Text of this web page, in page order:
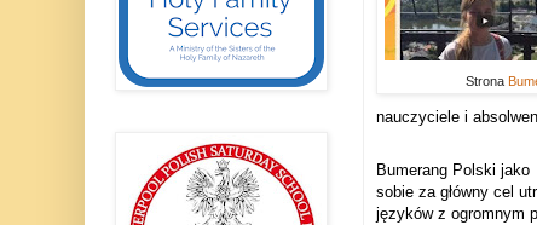
Strona
nauczyciele i
Bumerang Polski
sobie za główny cel
języków z ogromnym